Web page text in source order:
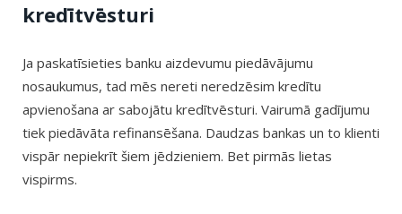
kredītvēsturi
Ja paskatīsieties banku aizdevumu piedāvājumu
nosaukumus, tad mēs nereti neredzēsim kredītu
apvienošana ar sabojātu kredītvēsturi. Vairumā gadījumu
tiek piedāvāta refinansēšana. Daudzas bankas un to klienti
vispār nepiekrīt šiem jēdzieniem. Bet pirmās lietas
vispirms.